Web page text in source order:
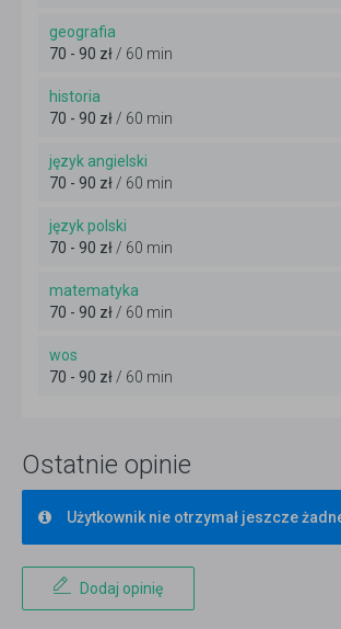
geografia
70 - 90 zł/ 60 min
historia
70 - 90 zł/ 60 min
język angielski
70 - 90 zł/ 60 min
język polski
70 - 90 zł/ 60 min
matematyka
70 - 90 zł/ 60 min
wos
70 - 90 zł/ 60 min
Ostatnie opinie
Użytkownik nie otrzymał jeszcze
Dodaj opinię